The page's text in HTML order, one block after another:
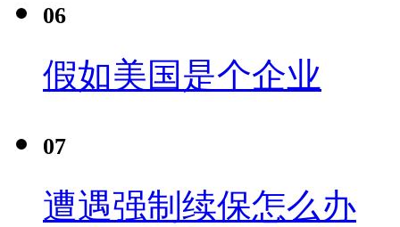
06
假如美国是个企业
07
遭遇强制续保怎么办